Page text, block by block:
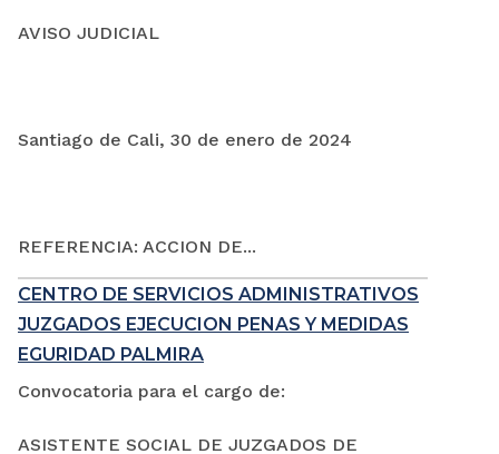
AVISO JUDICIAL
Santiago de Cali, 30 de enero de 2024
REFERENCIA: ACCION DE...
CENTRO DE SERVICIOS ADMINISTRATIVOS
JUZGADOS EJECUCION PENAS Y MEDIDAS
EGURIDAD PALMIRA
Convocatoria para el cargo de:
ASISTENTE SOCIAL DE JUZGADOS DE